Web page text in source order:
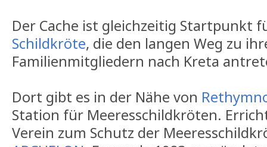
Der Cache ist gleichzeitig Startpunkt
Schildkröte, die den langen Weg zu
Familienmitgliedern nach Kreta
Dort gibt es in der Nähe von
Station für Meeresschildkröten.
Verein zum Schutz der